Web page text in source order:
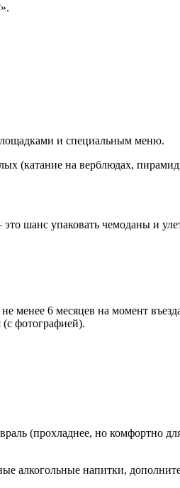
и специальным меню.
(катание на верблюдах,
шанс упаковать чемоданы и
менее 6 месяцев на момент
(с фотографией).
(прохладнее, но комфортно
алкогольные напитки,